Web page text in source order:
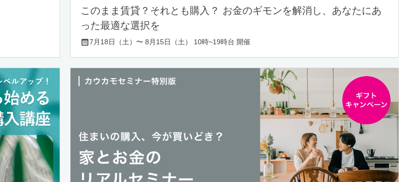
このまま賃貸？それとも購入？ お金のギモンを解消し、あなたにあ
った最適な選択を
7月18日（土）〜 8月15日（土） 10時~19時台 開催